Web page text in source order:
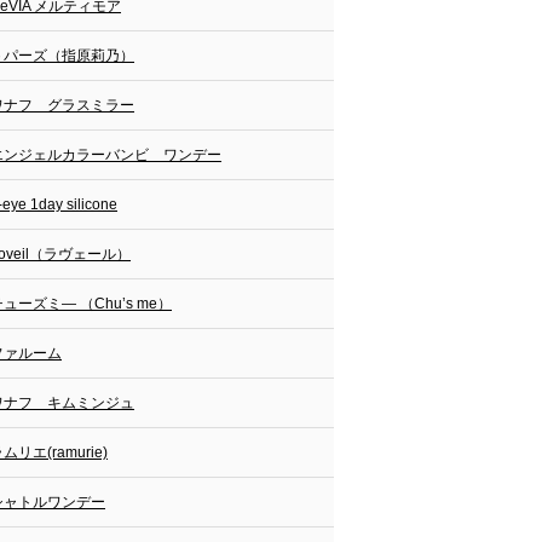
メルティモア
パーズ（指原莉乃）
ナフ グラスミラー
ンジェルカラーバンビ ワンデー
1day silicone
（ラヴェール）
ューズミ― （Chu’s me）
ァルーム
ナフ キムミンジュ
ムリエ(ramurie)
ャトルワンデー